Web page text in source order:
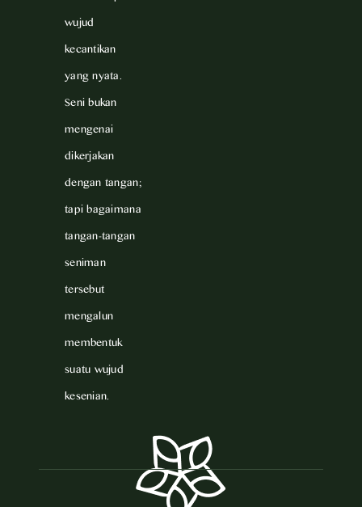
wujud
kecantikan
yang nyata.
Seni bukan
mengenai
dikerjakan
dengan tangan;
tapi bagaimana
tangan-tangan
seniman
tersebut
mengalun
membentuk
suatu wujud
kesenian.